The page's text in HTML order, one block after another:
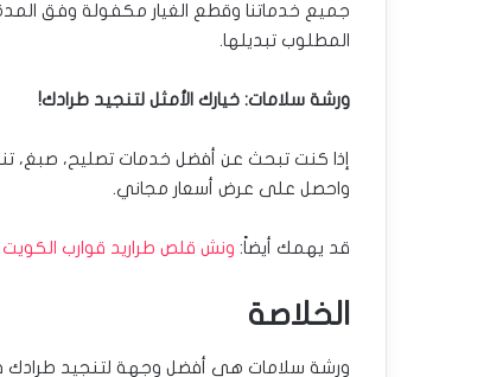
جميع خدماتنا وقطع الغيار مكفولة وفق
المطلوب تبديلها.
ورشة سلامات: خيارك الأمثل لتنجيد طرادك!
إذا كنت تبحث عن أفضل خدمات تصليح، صبغ،
واحصل على عرض أسعار مجاني.
قد يهمك أيضاً: ونش قلص طراريد قوارب الكويت
الخلاصة